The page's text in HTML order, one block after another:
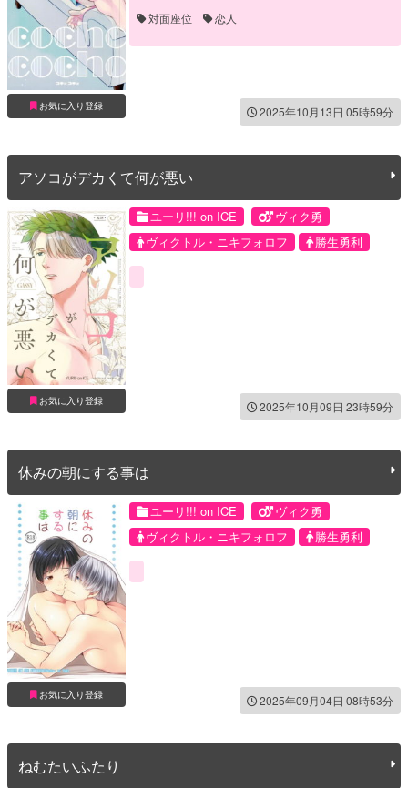
お気に入り登録
対面座位
恋人
2025年10月13日 05時59分
アソコがデカくて何が悪い
お気に入り登録
ユーリ!!! on ICE
ヴィク勇
ヴィクトル・ニキフォロフ
勝生勇利
2025年10月09日 23時59分
休みの朝にする事は
お気に入り登録
ユーリ!!! on ICE
ヴィク勇
ヴィクトル・ニキフォロフ
勝生勇利
2025年09月04日 08時53分
ねむたいふたり